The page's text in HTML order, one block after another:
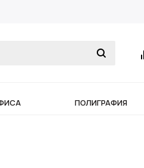
ПОЛИГРАФИЯ